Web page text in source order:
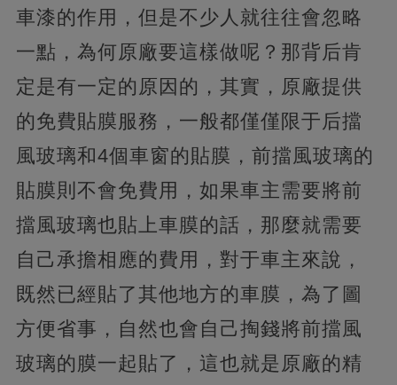
車漆的作用，但是不少人就往往會忽略
一點，為何原廠要這樣做呢？那背后肯
定是有一定的原因的，其實，原廠提供
的免費貼膜服務，一般都僅僅限于后擋
風玻璃和4個車窗的貼膜，前擋風玻璃的
貼膜則不會免費用，如果車主需要將前
擋風玻璃也貼上車膜的話，那麼就需要
自己承擔相應的費用，對于車主來說，
既然已經貼了其他地方的車膜，為了圖
方便省事，自然也會自己掏錢將前擋風
玻璃的膜一起貼了，這也就是原廠的精